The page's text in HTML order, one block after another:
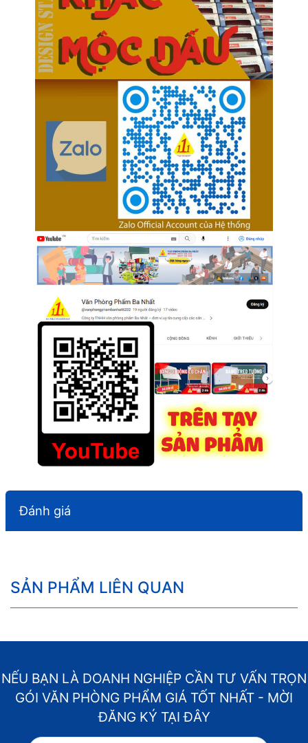
Đánh giá
SẢN PHẨM LIÊN QUAN
NẾU BẠN LÀ DOANH NGHIỆP CẦN TƯ VẤN TRỌN
GÓI VĂN PHÒNG PHẨM GIÁ TỐT NHẤT - MỜI
ĐĂNG KÝ TẠI ĐÂY